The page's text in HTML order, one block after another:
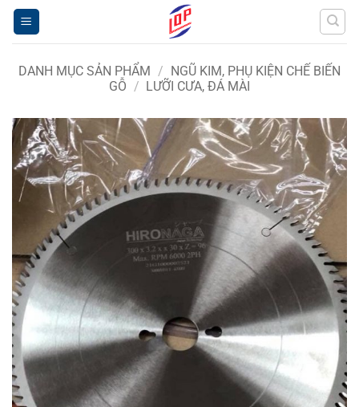
Bỏ
qua
nội
dungDANH MỤC SẢN PHẨM / NGŨ KIM, PHỤ KIỆN CHẾ BIẾN
GỖ / LƯỠI CƯA, ĐÁ MÀI